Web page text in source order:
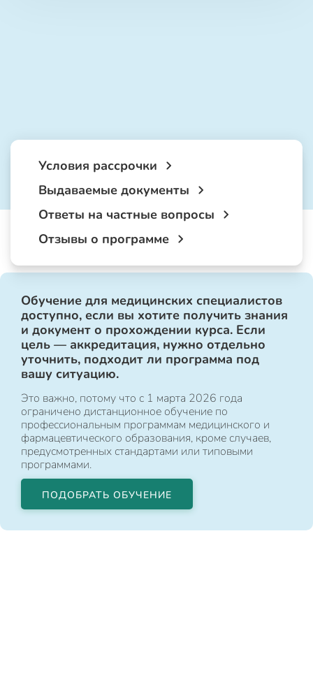
Условия рассрочки
Выдаваемые документы
Ответы на частные вопросы
Отзывы о программе
Обучение для медицинских специалистов
доступно, если вы хотите получить знания
и документ о прохождении курса. Если
цель — аккредитация, нужно отдельно
уточнить, подходит ли программа под
вашу ситуацию.
Это важно, потому что с 1 марта 2026 года
ограничено дистанционное обучение по
профессиональным программам медицинского и
фармацевтического образования, кроме случаев,
предусмотренных стандартами или типовыми
программами.
ПОДОБРАТЬ ОБУЧЕНИЕ